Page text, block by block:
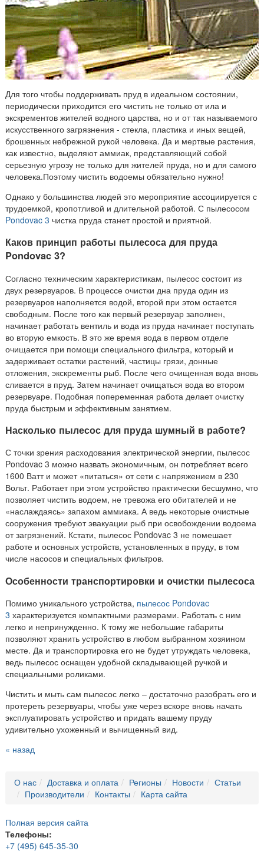
Для того чтобы поддерживать пруд в идеальном состоянии,
периодически приходится его чистить не только от ила и
экскрементов жителей водного царства, но и от так называемого
искусственного загрязнения - стекла, пластика и иных вещей,
брошенных небрежной рукой человека. Да и мертвые растения,
как известно, выделяют аммиак, представляющий собой
серьезную угрозу не только для жителей пруда, но и для самого
человека.Поэтому чистить водоемы обязательно нужно!
Однако у большинства людей это мероприятие ассоциируется с
трудоемкой, кропотливой и длительной работой. С пылесосом
Pondovac 3 чистка пруда станет простой и приятной.
Каков принцип работы пылесоса для пруда
Pondovac 3?
Согласно техническим характеристикам, пылесос состоит из
двух резервуаров. В процессе очистки дна пруда один из
резервуаров наполняется водой, второй при этом остается
свободным. После того как первый резервуар заполнен,
начинает работать вентиль и вода из пруда начинает поступать
во вторую емкость. В это же время вода в первом отделе
очищается при помощи специального фильтра, который и
задерживает остатки растений, частицы грязи, донные
отложения, экскременты рыб. После чего очищенная вода вновь
сливается в пруд. Затем начинает очищаться вода во втором
резервуаре. Подобная попеременная работа делает очистку
пруда быстрым и эффективным занятием.
Насколько пылесос для пруда шумный в работе?
С точки зрения расходования электрической энергии, пылесос
Pondovac 3 можно назвать экономичным, он потребляет всего
1600 Ватт и может «питаться» от сети с напряжением в 230
Вольт. Работает при этом устройство практически бесшумно, что
позволяет чистить водоем, не тревожа его обитателей и не
«наслаждаясь» запахом аммиака. А ведь некоторые очистные
сооружения требуют эвакуации рыб при освобождении водоема
от загрязнений. Кстати, пылесос Pondovac 3 не помешает
работе и основных устройств, установленных в пруду, в том
числе насосов и специальных фильтров.
Особенности транспортировки и очистки пылесоса
Помимо уникального устройства, пылесос Pondovac
3 характеризуется компактными размерами. Работать с ним
легко и непринужденно. К тому же небольшие габариты
позволяют хранить устройство в любом выбранном хозяином
месте. Да и транспортировка его не будет утруждать человека,
ведь пылесос оснащен удобной складывающей ручкой и
специальными роликами.
Чистить и мыть сам пылесос легко – достаточно разобрать его и
протереть резервуары, чтобы уже через вскоре вновь начать
эксплуатировать устройство и придать вашему пруду
удивительно ухоженный и вычищенный вид.
« назад
О нас Доставка и оплата Регионы Новости
Статьи
Производители
Контакты Карта сайта
Полная версия сайта
Телефоны:
+7 (495) 645-35-30